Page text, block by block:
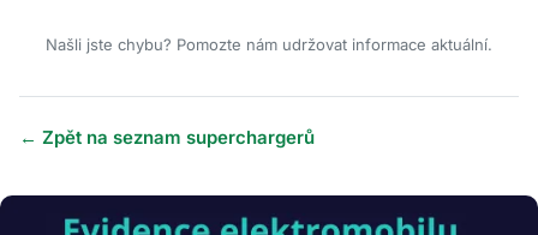
Našli jste chybu? Pomozte nám udržovat informace aktuální.
← Zpět na seznam superchargerů
Obrázek